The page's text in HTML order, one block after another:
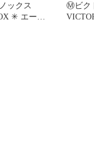
ックス
✳ エーデ
Ⓜ️ビク